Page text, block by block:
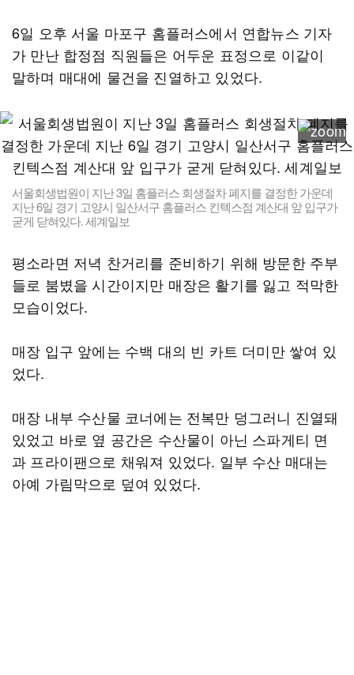
6일 오후 서울 마포구 홈플러스에서 연합뉴스 기자
가 만난 합정점 직원들은 어두운 표정으로 이같이
말하며 매대에 물건을 진열하고 있었다.
서울회생법원이 지난 3일 홈플러스 회생절차 폐지를 결정한 가운데
지난 6일 경기 고양시 일산서구 홈플러스 킨텍스점 계산대 앞 입구가
굳게 닫혀있다. 세계일보
평소라면 저녁 찬거리를 준비하기 위해 방문한 주부
들로 붐볐을 시간이지만 매장은 활기를 잃고 적막한
모습이었다.
매장 입구 앞에는 수백 대의 빈 카트 더미만 쌓여 있
었다.
매장 내부 수산물 코너에는 전복만 덩그러니 진열돼
있었고 바로 옆 공간은 수산물이 아닌 스파게티 면
과 프라이팬으로 채워져 있었다. 일부 수산 매대는
아예 가림막으로 덮여 있었다.